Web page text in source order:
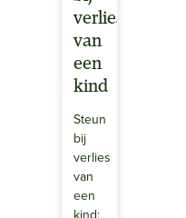
verlies
van
een
kind
Steun
bij
verlies
van
een